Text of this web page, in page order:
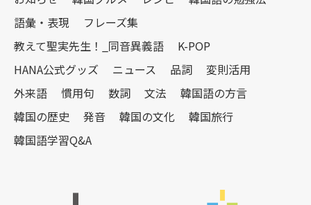
語彙・表現
フレーズ集
教えて聖実先生！_同音異義語
K-POP
HANA公式グッズ
ニュース 品詞
変則活用
外来語
慣用句 数詞 文法
韓国語の方言
韓国の歴史
発音 韓国の文化
韓国旅行
韓国語学習Q&A